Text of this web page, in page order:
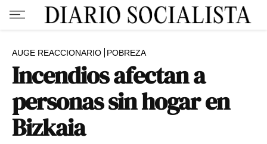
AUGE REACCIONARIO POBREZA
Incendios afectan a
personas sin hogar en
Bizkaia